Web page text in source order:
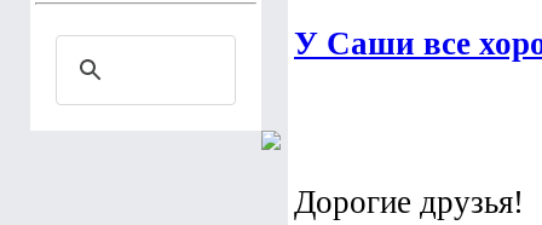
У Саши все
Дорогие друзья!